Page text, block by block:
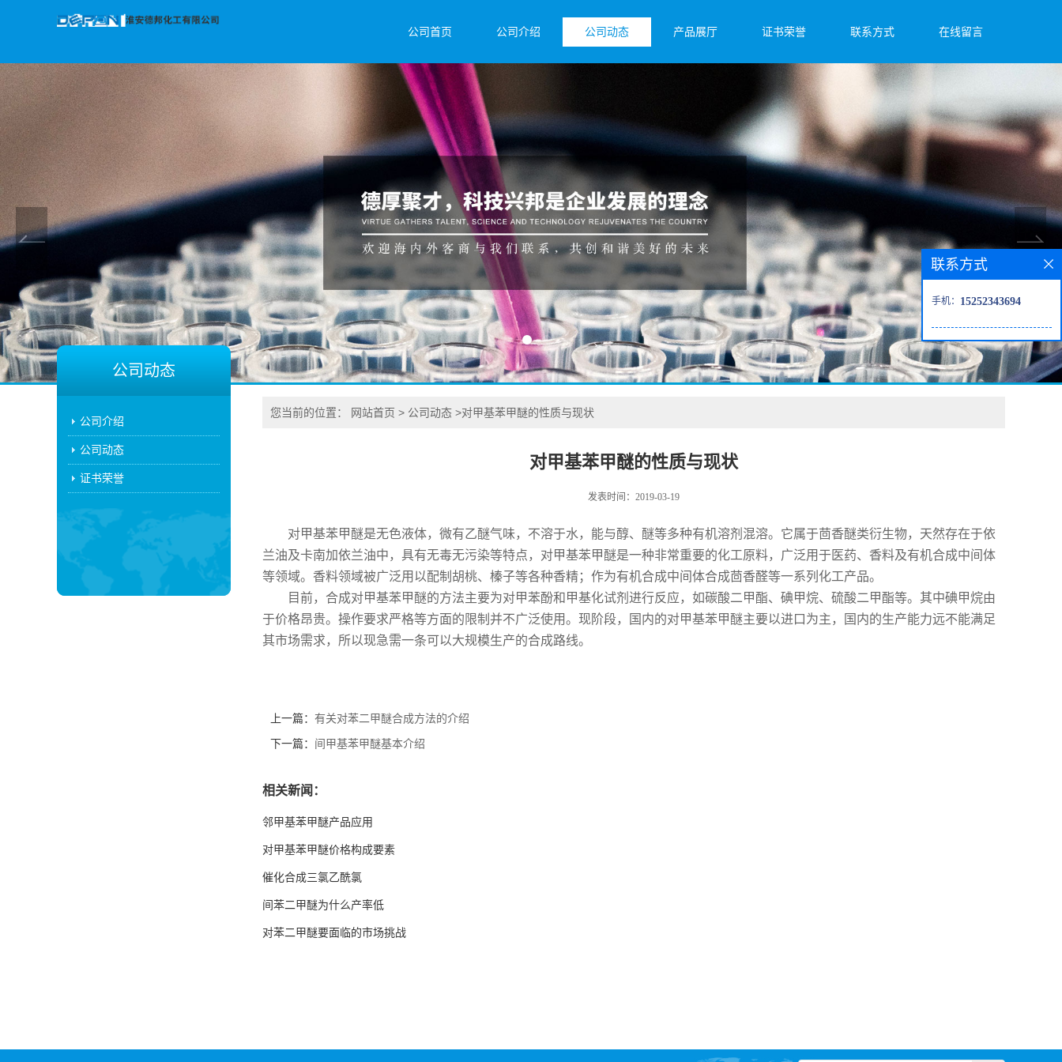
公司首页 公司介绍 公司动态 产品展厅 证书荣誉 联系方式 在线留言
公司动态
公司介绍
公司动态
证书荣誉
您当前的位置： 网站首页 > 公司动态 >对甲基苯甲醚的性质与现状
对甲基苯甲醚的性质与现状
发表时间：2019-03-19
对甲基苯甲醚是无色液体，微有乙醚气味，不溶于水，能与醇、醚等多种有机溶剂混溶。它属于茴香醚类衍生物，天然存在于依
兰油及卡南加依兰油中，具有无毒无污染等特点，对甲基苯甲醚是一种非常重要的化工原料，广泛用于医药、香料及有机合成中间体
等领域。香料领域被广泛用以配制胡桃、榛子等各种香精；作为有机合成中间体合成茴香醛等一系列化工产品。
目前，合成对甲基苯甲醚的方法主要为对甲苯酚和甲基化试剂进行反应，如碳酸二甲酯、碘甲烷、硫酸二甲酯等。其中碘甲烷由
于价格昂贵。操作要求严格等方面的限制并不广泛使用。现阶段，国内的对甲基苯甲醚主要以进口为主，国内的生产能力远不能满足
其市场需求，所以现急需一条可以大规模生产的合成路线。
上一篇： 有关对苯二甲醚合成方法的介绍
下一篇： 间甲基苯甲醚基本介绍
相关新闻：
邻甲基苯甲醚产品应用
对甲基苯甲醚价格构成要素
催化合成三氯乙酰氯
间苯二甲醚为什么产率低
对苯二甲醚要面临的市场挑战
联系方式
手机： 15252343694